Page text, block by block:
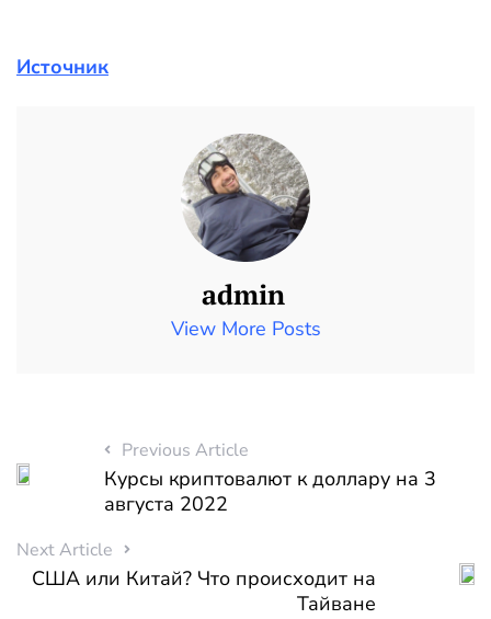
Источник
admin
View More Posts
Previous Article
Курсы криптовалют к доллару на 3
августа 2022
Next Article
США или Китай? Что происходит на
Тайване